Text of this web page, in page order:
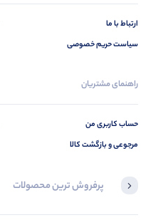
ارتباط با ما
سیاست حریم خصوصی
راهنمای مشتریان
حساب کاربری من
مرجوعی و بازگشت کالا
پرفروش ترین محصولات